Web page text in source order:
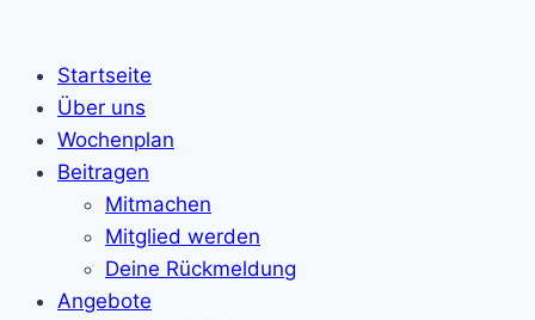
Startseite
Über uns
Wochenplan
Beitragen
Mitmachen
Mitglied werden
Deine Rückmeldung
Angebote